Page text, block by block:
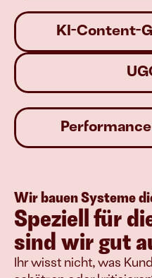
KI-Content-
Wir bauen Systeme
Speziell für
sind wir gut
Ihr wisst nicht, was